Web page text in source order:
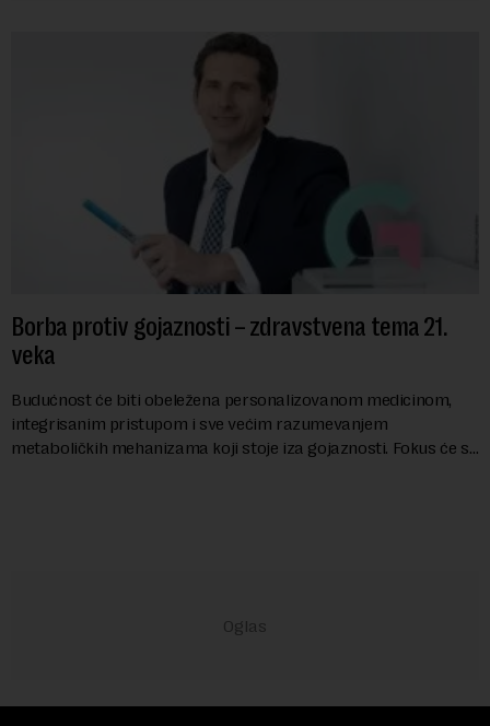
Borba protiv gojaznosti – zdravstvena tema 21.
veka
Budućnost će biti obeležena personalizovanom medicinom,
integrisanim pristupom i sve većim razumevanjem
metaboličkih mehanizama koji stoje iza gojaznosti. Fokus će se